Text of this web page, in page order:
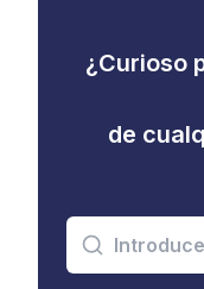
¿Curioso
de